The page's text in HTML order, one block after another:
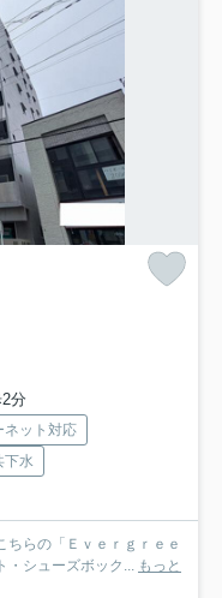
分
ネット対応
下水
ちらの「Ｅｖｅｒｇｒｅｅ
・シューズボック... もっと